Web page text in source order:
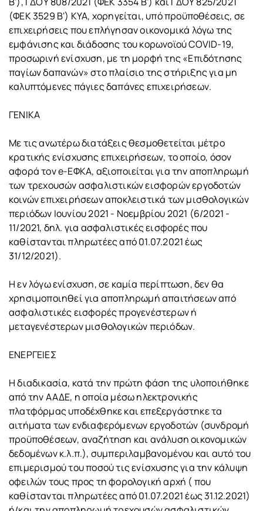
(ΦΕΚ 3529 Β') ΚΥΑ, χορηγείται, υπό προϋποθέσεις, σε
επιχειρήσεις που επλήγησαν οικονομικά λόγω της
εμφάνισης και διάδοσης του κορωνοϊού COVID-19,
προσωρινή ενίσχυση, με τη μορφή της «Επιδότησης
παγίων δαπανών» στο πλαίσιο της στήριξης για μη
καλυπτόμενες πάγιες δαπάνες επιχειρήσεων.
ΓΕΝΙΚΑ
Με τις ανωτέρω διατάξεις θεσμοθετείται μέτρο
κρατικής ενίσχυσης επιχειρήσεων, το οποίο, όσον
αφορά τον e-ΕΦΚΑ, αξιοποιείται για την αποπληρωμή
των τρεχουσών ασφαλιστικών εισφορών εργοδοτών
κοινών επιχειρήσεων αποκλειστικά των μισθολογικών
περιόδων Ιουνίου 2021 - Νοεμβρίου 2021 (6/2021 -
11/2021, δηλ. για ασφαλιστικές εισφορές που
καθίστανται πληρωτέες από 01.07.2021 έως
31/12/2021).
Η εν λόγω ενίσχυση, σε καμία περίπτωση, δεν θα
χρησιμοποιηθεί για αποπληρωμή απαιτήσεων από
ασφαλιστικές εισφορές προγενέστερων ή
μεταγενέστερων μισθολογικών περιόδων.
ΕΝΕΡΓΕΙΕΣ
Η διαδικασία, κατά την πρώτη φάση της υλοποιήθηκε
από την ΑΑΔΕ, η οποία μέσω ηλεκτρονικής
πλατφόρμας υποδέχθηκε και επεξεργάστηκε τα
αιτήματα των ενδιαφερόμενων εργοδοτών (συνδρομή
προϋποθέσεων, αναζήτηση και ανάλυση οικονομικών
δεδομένων κ.λ.π.), συμπεριλαμβανομένου και αυτό του
επιμερισμού του ποσού τις ενίσχυσης για την κάλυψη
οφειλών τους προς τη φορολογική αρχή ( που
καθίστανται πληρωτέες από 01.07.2021 έως 31.12.2021)